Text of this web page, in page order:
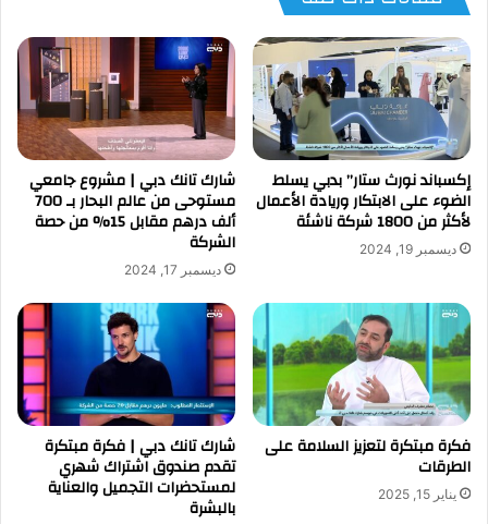
إكسباند نورث ستار” بدبي يسلط
الضوء على الابتكار وريادة الأعمال
لأكثر من 1800 شركة ناشئة
ديسمبر 19, 2024
شارك تانك دبي | مشروع جامعي
مستوحى من عالم البحار بـ 700
ألف درهم مقابل 15% من حصة
الشركة
ديسمبر 17, 2024
فكرة مبتكرة لتعزيز السلامة على
الطرقات
يناير 15, 2025
شارك تانك دبي | فكرة مبتكرة
تقدم صندوق اشتراك شهري
لمستحضرات التجميل والعناية
بالبشرة